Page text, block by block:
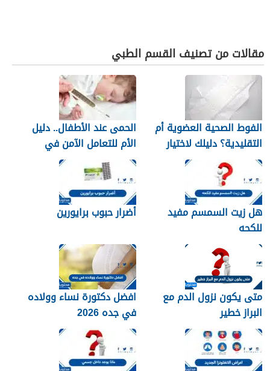
مقالات من تصنيف القسم الطبي
الفوط الصحية العضوية أم
التقليدية؟ دليلك لاختيار
النوع الأنسب لبشرتك
الحمى عند الأطفال.. دليل
الأم للتعامل الآمن في
المنزل
هل زيت السمسم مفيد
للكحه
أضرار حبوب برايورين
متى يكون نزول الدم مع
البراز خطير
افضل دكتورة نساء وولاده
في جده 2026